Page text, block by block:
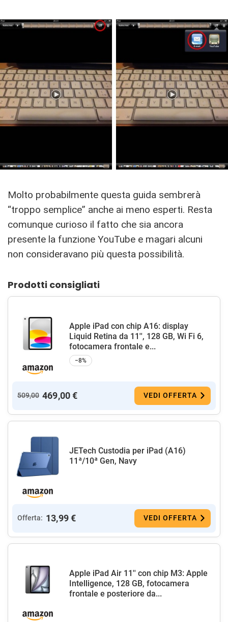
Molto probabilmente questa guida sembrerà
“troppo semplice” anche ai meno esperti. Resta
comunque curioso il fatto che sia ancora
presente la funzione YouTube e magari alcuni
non consideravano più questa possibilità.
Prodotti consigliati
Apple iPad con chip A16: display
Liquid Retina da 11'', 128 GB, Wi Fi 6,
fotocamera frontale e...
−8%
509,00 469,00 € VEDI OFFERTA
JETech Custodia per iPad (A16)
11ª/10ª Gen, Navy
Offerta: 13,99 € VEDI OFFERTA
Apple iPad Air 11'' con chip M3: Apple
Intelligence, 128 GB, fotocamera
frontale e posteriore da...